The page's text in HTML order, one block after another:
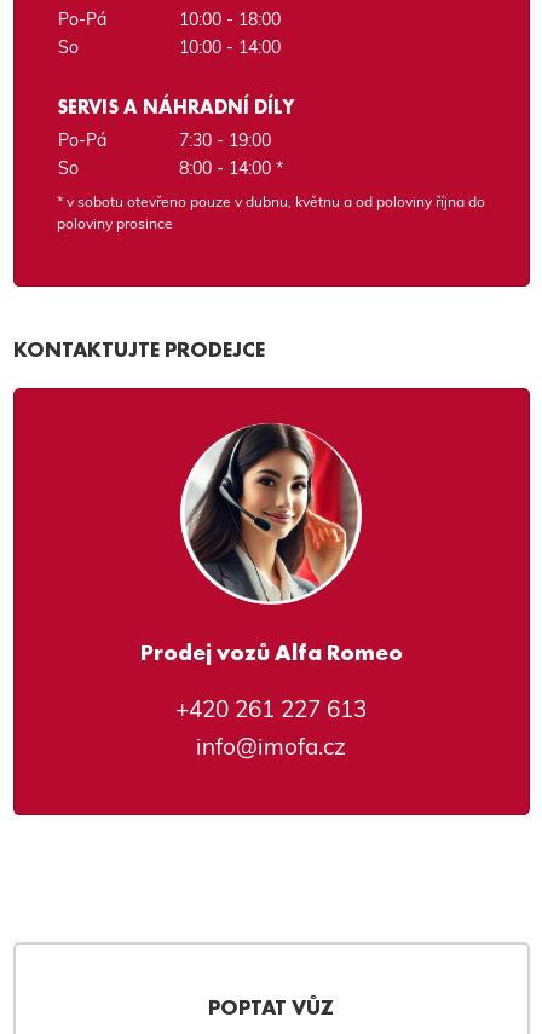
Po-Pá
10:00 - 18:00
So
10:00 - 14:00
SERVIS A NÁHRADNÍ DÍLY
Po-Pá
7:30 - 19:00
So
8:00 - 14:00 *
* v sobotu otevřeno pouze v dubnu, květnu a od poloviny října do
poloviny prosince
KONTAKTUJTE PRODEJCE
Prodej vozů Alfa Romeo
+420 261 227 613
info@imofa.cz
POPTAT VŮZ